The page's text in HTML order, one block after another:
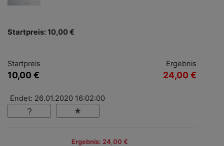
Startpreis: 10,00 €
Startpreis
10,00 €
Ergebnis
24,00 €
Endet: 26.01.2020 16:02:00
Ergebnis: 24,00 €